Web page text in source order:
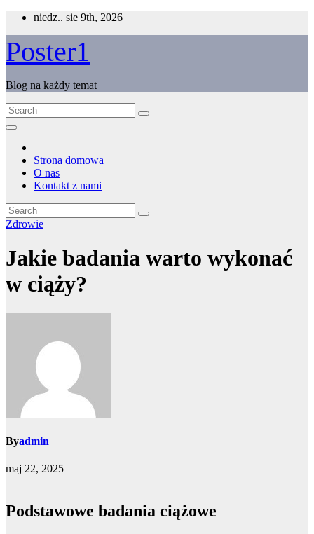
Skip
content
niedz.. sie 9th, 2026
Poster1
Blog na każdy temat
Strona domowa
O nas
Kontakt z nami
Zdrowie
Jakie badania warto wykonać
w ciąży?
Byadmin
maj 22, 2025
Podstawowe badania ciążowe